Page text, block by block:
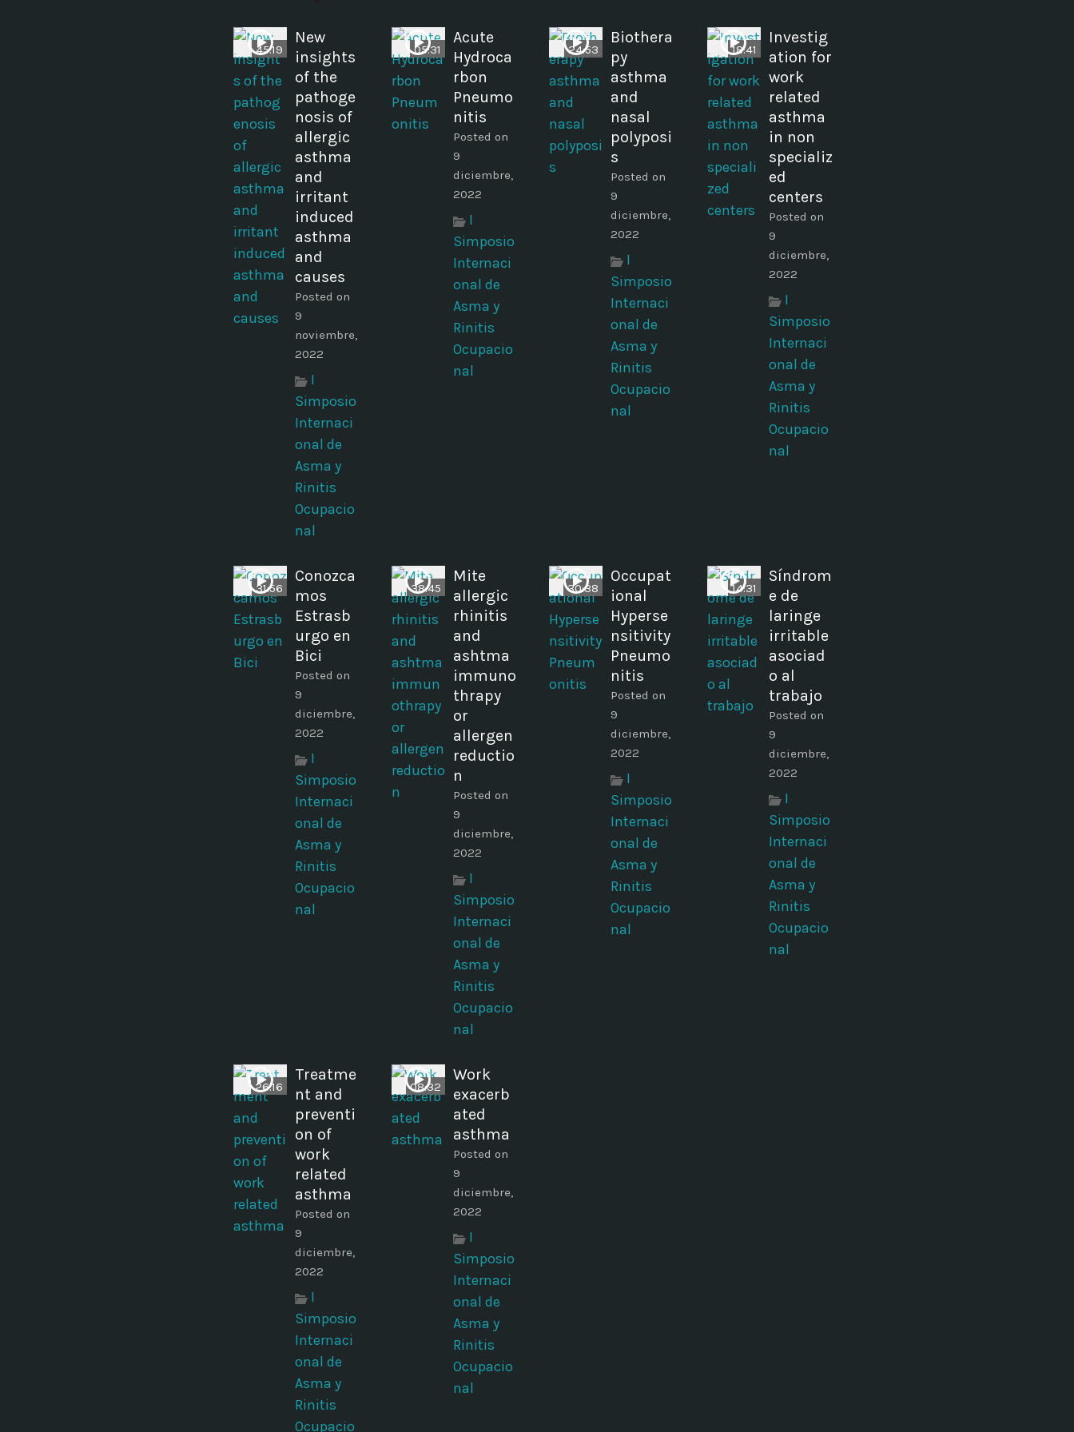
45:19
New
insights
of the
pathoge
nosis of
allergic
asthma
and
irritant
induced
asthma
and
causes
Posted on
9
noviembre,
2022
I
Simposio
Internaci
onal de
Asma y
Rinitis
Ocupacio
nal
05:31
Acute
Hydroca
rbon
Pneumo
nitis
Posted on
9
diciembre,
2022
I
Simposio
Internaci
onal de
Asma y
Rinitis
Ocupacio
nal
24:53
Biothera
py
asthma
and
nasal
polyposi
s
Posted on
9
diciembre,
2022
I
Simposio
Internaci
onal de
Asma y
Rinitis
Ocupacio
nal
18:41
Investig
ation for
work
related
asthma
in non
specializ
ed
centers
Posted on
9
diciembre,
2022
I
Simposio
Internaci
onal de
Asma y
Rinitis
Ocupacio
nal
31:56
Conozca
mos
Estrasb
urgo en
Bici
Posted on
9
diciembre,
2022
I
Simposio
Internaci
onal de
Asma y
Rinitis
Ocupacio
nal
38:45
Mite
allergic
rhinitis
and
ashtma
immuno
thrapy
or
allergen
reductio
n
Posted on
9
diciembre,
2022
I
Simposio
Internaci
onal de
Asma y
Rinitis
Ocupacio
nal
30:38
Occupat
ional
Hyperse
nsitivity
Pneumo
nitis
Posted on
9
diciembre,
2022
I
Simposio
Internaci
onal de
Asma y
Rinitis
Ocupacio
nal
14:31
Síndrom
e de
laringe
irritable
asociad
o al
trabajo
Posted on
9
diciembre,
2022
I
Simposio
Internaci
onal de
Asma y
Rinitis
Ocupacio
nal
26:16
Treatme
nt and
preventi
on of
work
related
asthma
Posted on
9
diciembre,
2022
I
Simposio
Internaci
onal de
Asma y
Rinitis
Ocupacio
08:32
Work
exacerb
ated
asthma
Posted on
9
diciembre,
2022
I
Simposio
Internaci
onal de
Asma y
Rinitis
Ocupacio
nal